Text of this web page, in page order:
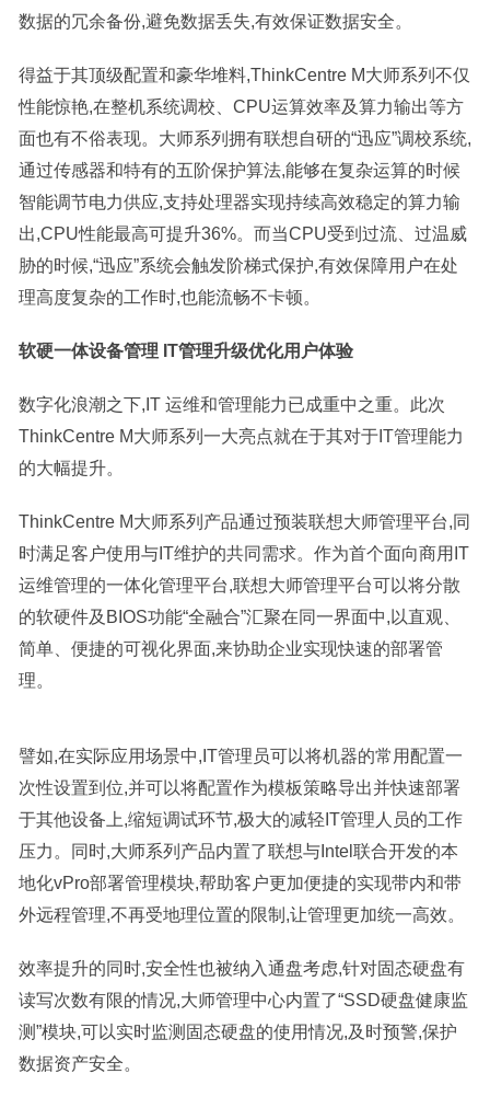
数据的冗余备份,避免数据丢失,有效保证数据安全。
得益于其顶级配置和豪华堆料,ThinkCentre M大师系列不仅
性能惊艳,在整机系统调校、CPU运算效率及算力输出等方
面也有不俗表现。大师系列拥有联想自研的“迅应”调校系统,
通过传感器和特有的五阶保护算法,能够在复杂运算的时候
智能调节电力供应,支持处理器实现持续高效稳定的算力输
出,CPU性能最高可提升36%。而当CPU受到过流、过温威
胁的时候,“迅应”系统会触发阶梯式保护,有效保障用户在处
理高度复杂的工作时,也能流畅不卡顿。
软硬一体设备管理 IT管理升级优化用户体验
数字化浪潮之下,IT 运维和管理能力已成重中之重。此次
ThinkCentre M大师系列一大亮点就在于其对于IT管理能力
的大幅提升。
ThinkCentre M大师系列产品通过预装联想大师管理平台,同
时满足客户使用与IT维护的共同需求。作为首个面向商用IT
运维管理的一体化管理平台,联想大师管理平台可以将分散
的软硬件及BIOS功能“全融合”汇聚在同一界面中,以直观、
简单、便捷的可视化界面,来协助企业实现快速的部署管
理。
譬如,在实际应用场景中,IT管理员可以将机器的常用配置一
次性设置到位,并可以将配置作为模板策略导出并快速部署
于其他设备上,缩短调试环节,极大的减轻IT管理人员的工作
压力。同时,大师系列产品内置了联想与Intel联合开发的本
地化vPro部署管理模块,帮助客户更加便捷的实现带内和带
外远程管理,不再受地理位置的限制,让管理更加统一高效。
效率提升的同时,安全性也被纳入通盘考虑,针对固态硬盘有
读写次数有限的情况,大师管理中心内置了“SSD硬盘健康监
测”模块,可以实时监测固态硬盘的使用情况,及时预警,保护
数据资产安全。